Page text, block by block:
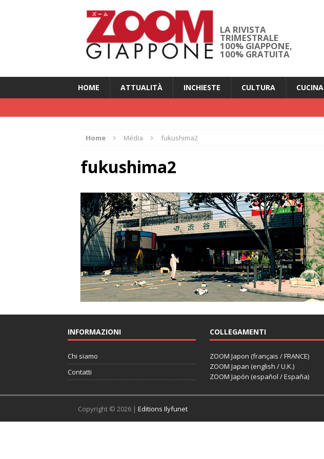
LA RIVISTA
TRIMESTRALE
100% GIAPPONE,
100% GRATUITA
HOME ATTUALITÀ INCHIESTE CULTURA CUCINA
Home Média fukushima2
fukushima2
INFORMAZIONI
Chi siamo
Contatti
COLLEGAMENTI
ZOOM Japon (français / FRANCE)
ZOOM Japan (english / U.K.)
ZOOM Japón (español / España)
Copyright © 2026 | Editions Ilyfunet